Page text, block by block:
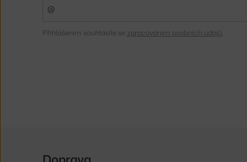
Přihlášením souhlasíte se zpracováním osobních údajů